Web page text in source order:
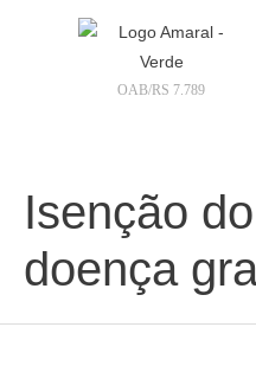
OAB/RS 7.789
Isenção
doença